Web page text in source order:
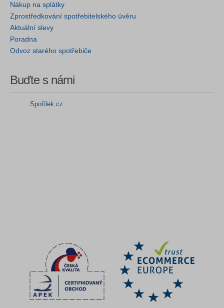
Nákup na splátky
Zprostředkování spotřebitelského úvěru
Aktuální slevy
Poradna
Odvoz starého spotřebiče
Buďte s námi
Spořílek.cz